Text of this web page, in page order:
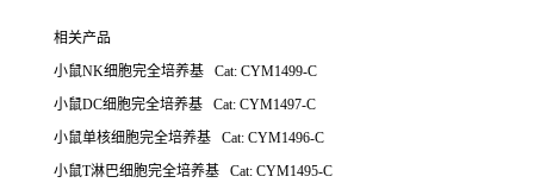
相关产品
小鼠NK细胞完全培养基 Cat: CYM1499-C
小鼠DC细胞完全培养基 Cat: CYM1497-C
小鼠单核细胞完全培养基 Cat: CYM1496-C
小鼠T淋巴细胞完全培养基 Cat: CYM1495-C